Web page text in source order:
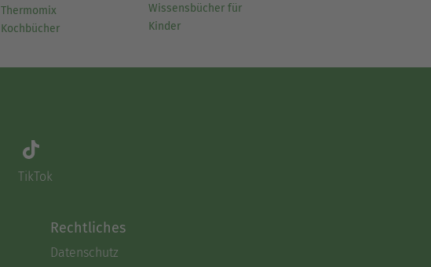
Thermomix
Kochbücher
Wissensbücher für
Kinder
TikTok
Rechtliches
Datenschutz